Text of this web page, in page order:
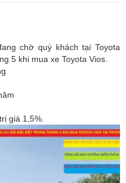
chờ quý khách tại Toyota
5 khi mua xe Toyota Vios.
giá 1,5%.